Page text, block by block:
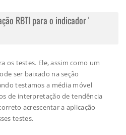
RBTI para o indicador '
os testes. Ele, assim como um
ser baixado na seção
testamos a média móvel
de interpretação de tendência
acrescentar a aplicação
testes.